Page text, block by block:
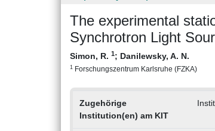
The experimental
Synchrotron Light
Simon, R. 1; Danilewsky, A. N.
1 Forschungszentrum Karlsruhe (FZKA)
Zugehörige
Institution(en) am KIT